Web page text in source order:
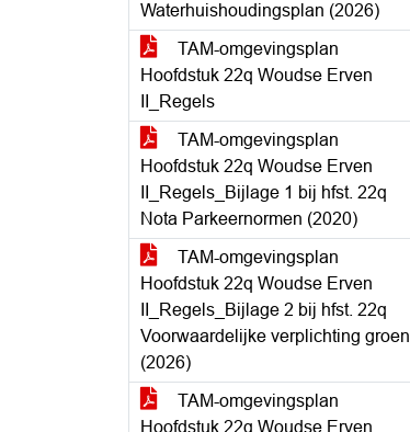
Waterhuishoudingsplan (2026)
TAM-omgevingsplan
Hoofdstuk 22q Woudse Erven
II_Regels
TAM-omgevingsplan
Hoofdstuk 22q Woudse Erven
II_Regels_Bijlage 1 bij hfst. 22q
Nota Parkeernormen (2020)
TAM-omgevingsplan
Hoofdstuk 22q Woudse Erven
II_Regels_Bijlage 2 bij hfst. 22q
Voorwaardelijke verplichting groen
(2026)
TAM-omgevingsplan
Hoofdstuk 22q Woudse Erven